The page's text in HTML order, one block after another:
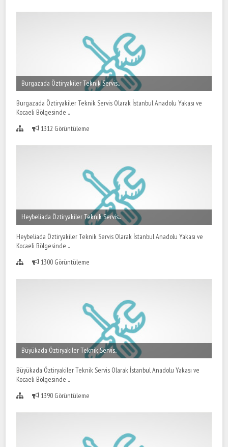
Burgazada Öztiryakiler Teknik Servis..
Burgazada Öztiryakiler Teknik Servis Olarak İstanbul Anadolu Yakası ve
Kocaeli Bölgesinde ..
1312 Görüntüleme
Heybeliada Öztiryakiler Teknik Servis..
Heybeliada Öztiryakiler Teknik Servis Olarak İstanbul Anadolu Yakası ve
Kocaeli Bölgesinde ..
1300 Görüntüleme
Büyükada Öztiryakiler Teknik Servis..
Büyükada Öztiryakiler Teknik Servis Olarak İstanbul Anadolu Yakası ve
Kocaeli Bölgesinde ..
1390 Görüntüleme